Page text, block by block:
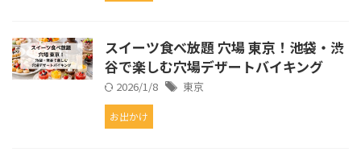
スイーツ食べ放題 穴場 東京！池袋・渋
谷で楽しむ穴場デザートバイキング
2026/1/8 東京
お出かけ